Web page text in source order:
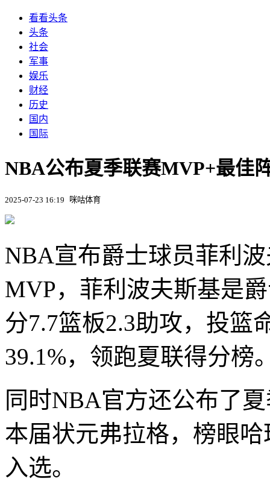
看看头条
头条
社会
军事
娱乐
财经
历史
国内
国际
NBA公布夏季联赛MVP+最佳
2025-07-23 16:19 咪咕体育
NBA宣布爵士球员菲利
MVP，菲利波夫斯基是
分7.7篮板2.3助攻，投篮
39.1%，领跑夏联得分榜
同时NBA官方还公布了
本届状元弗拉格，榜眼
入选。